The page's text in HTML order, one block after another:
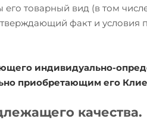
его товарный вид (в том
факт и условия
индивидуально-
приобретающим его
качества.